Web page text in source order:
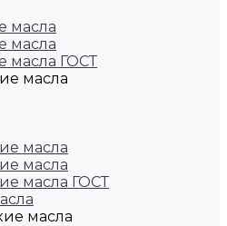
масла
масла
масла ГОСТ
масла
масла
масла
масла ГОСТ
масла